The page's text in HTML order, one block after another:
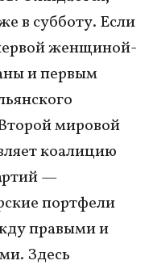
в субботу. Если
женщиной-
и первым
мировой
коалицию
—
портфели
правыми и
Здесь